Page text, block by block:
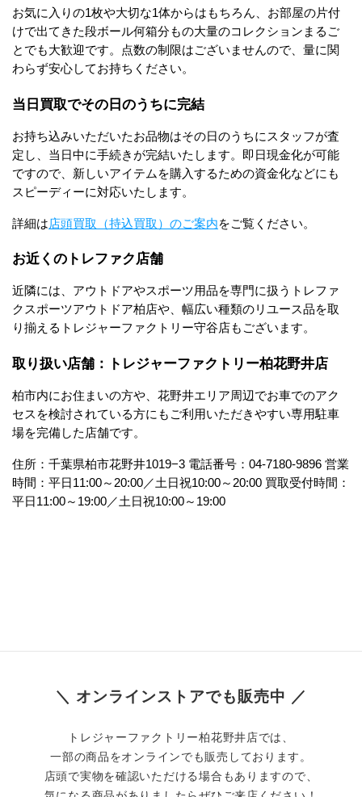
お気に入りの1枚や大切な1体からはもちろん、お部屋の片付
けで出てきた段ボール何箱分もの大量のコレクションまるご
とでも大歓迎です。点数の制限はございませんので、量に関
わらず安心してお持ちください。
当日買取でその日のうちに完結
お持ち込みいただいたお品物はその日のうちにスタッフが査
定し、当日中に手続きが完結いたします。即日現金化が可能
ですので、新しいアイテムを購入するための資金化などにも
スピーディーに対応いたします。
詳細は店頭買取（持込買取）のご案内をご覧ください。
お近くのトレファク店舗
近隣には、アウトドアやスポーツ用品を専門に扱うトレファ
クスポーツアウトドア柏店や、幅広い種類のリユース品を取
り揃えるトレジャーファクトリー守谷店もございます。
取り扱い店舗：トレジャーファクトリー柏花野井店
柏市内にお住まいの方や、花野井エリア周辺でお車でのアク
セスを検討されている方にもご利用いただきやすい専用駐車
場を完備した店舗です。
住所：千葉県柏市花野井1019−3 電話番号：04-7180-9896 営業
時間：平日11:00～20:00／土日祝10:00～20:00 買取受付時間：
平日11:00～19:00／土日祝10:00～19:00
＼ オンラインストアでも販売中 ／
トレジャーファクトリー柏花野井店では、
一部の商品をオンラインでも販売しております。
店頭で実物を確認いただける場合もありますので、